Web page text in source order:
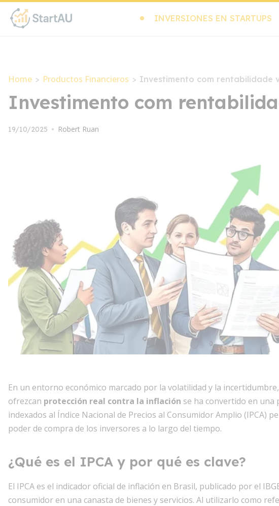
INVERSIONES EN STARTUPS
Home > Productos Financieros > Investimento com rentabilidade
Investimento com
19/10/2025 • Robert Ruan
En un entorno económico marcado por la volatilidad y la
ofrezcan protección real contra la inflación se ha convertido en
indexados al Índice Nacional de Precios al Consumidor Amplio (IPCA)
poder de compra de los inversores a lo largo del tiempo.
¿Qué es el IPCA y por qué es clave?
El IPCA es el indicador oficial de inflación en Brasil, publicado por el
consumidor en una canasta de bienes y servicios. Al utilizarlo como